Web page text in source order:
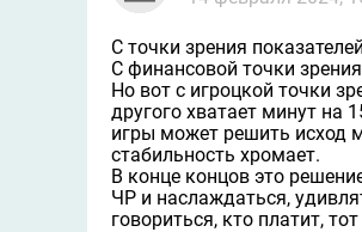
С точки зрения
С финансовой точки
Но вот с игроцкой точки
другого хватает минут на
игры может решить исход
стабильность хромает.
В конце концов это
ЧР и наслаждаться,
говориться, кто платит,